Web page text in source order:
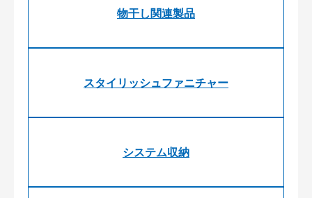
物干し関連製品
スタイリッシュファニチャー
システム収納